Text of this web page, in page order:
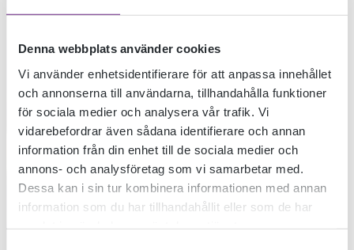
Denna webbplats använder cookies
Vi använder enhetsidentifierare för att anpassa innehållet
och annonserna till användarna, tillhandahålla funktioner
för sociala medier och analysera vår trafik. Vi
vidarebefordrar även sådana identifierare och annan
information från din enhet till de sociala medier och
annons- och analysföretag som vi samarbetar med.
Dessa kan i sin tur kombinera informationen med annan
information som du har tillhandahållit eller som de har
MÅNDAGSMÖTET
7 DECEMBER